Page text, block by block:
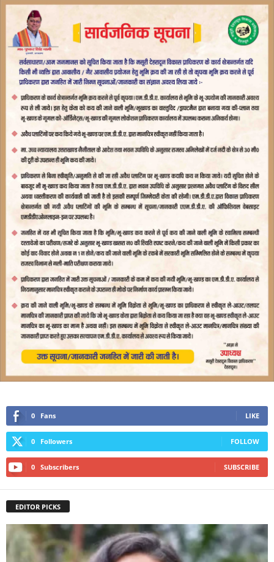
0 Fans LIKE
0 Followers FOLLOW
0 Subscribers SUBSCRIBE
EDITOR PICKS